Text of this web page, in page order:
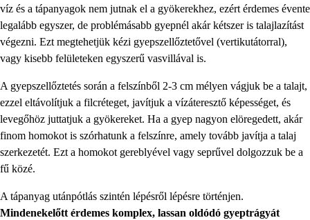
víz és a tápanyagok nem jutnak el a gyökerekhez, ezért érdemes évente
legalább egyszer, de problémásabb gyepnél akár kétszer is talajlazítást
végezni. Ezt megtehetjük kézi gyepszellőztetővel (vertikutátorral),
vagy kisebb felületeken egyszerű vasvillával is.
A gyepszellőztetés során a felszínből 2-3 cm mélyen vágjuk be a talajt,
ezzel eltávolítjuk a filcréteget, javítjuk a vízáteresztő képességet, és
levegőhöz juttatjuk a gyökereket. Ha a gyep nagyon elöregedett, akár
finom homokot is szórhatunk a felszínre, amely tovább javítja a talaj
szerkezetét. Ezt a homokot gereblyével vagy seprűvel dolgozzuk be a
fű közé.
A tápanyag utánpótlás szintén lépésről lépésre történjen.
Mindenekelőtt érdemes komplex, lassan oldódó gyeptrágyát